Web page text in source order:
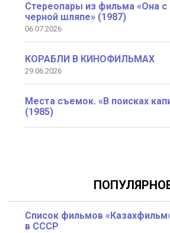
Стереопары из фильма «Она с
черной шляпе» (1987)
06.07.2026
КОРАБЛИ В КИНОФИЛЬМАХ
29.06.2026
Места съемок. «В поисках
(1985)
Список фильмов
в СССР